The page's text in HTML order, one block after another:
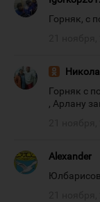
Горняк, с
Горняк с
, Арлану
Alexander
Юлбарисов